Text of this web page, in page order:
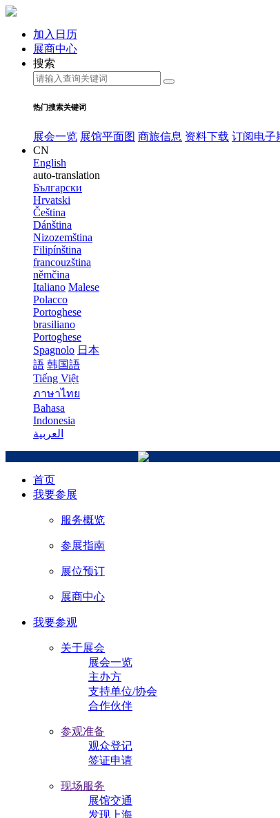
加入日历
展商中心
搜索
热门搜索关键词
展会一览 展馆平面图 商旅信息 资料下载 订阅电子
CN
English
auto-translation
Български
Hrvatski
Čeština
Dánština
Nizozemština
Filipínština
francouzština
němčina
Italiano Malese
Polacco
Portoghese
brasiliano
Portoghese
Spagnolo 日本
語 韩国語
Tiếng Việt
ภาษาไทย
Bahasa
Indonesia
العربية
首页
我要参展
服务概览
参展指南
展位预订
展商中心
我要参观
关于展会
展会一览
主办方
支持单位/协会
合作伙伴
参观准备
观众登记
签证申请
现场服务
展馆交通
发现上海